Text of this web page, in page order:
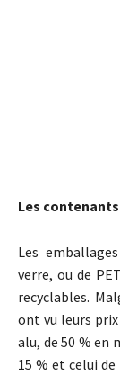
Les contenants
Les
verre, ou de
recyclables.
ont vu leurs prix
alu, de 50 % en
15 % et celui